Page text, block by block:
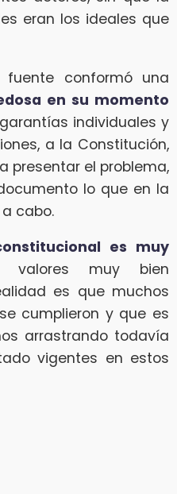
eran los ideales que
conformó una
en su momento
individuales y
a la Constitución,
presentar el problema,
lo que en la
cabo.
es muy
muy bien
es que muchos
cumplieron y que es
arrastrando todavía
vigentes en estos